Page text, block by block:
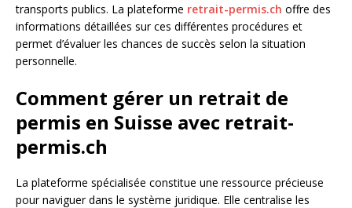
transports publics. La plateforme retrait-permis.ch offre des
informations détaillées sur ces différentes procédures et
permet d’évaluer les chances de succès selon la situation
personnelle.
Comment gérer un retrait de
permis en Suisse avec retrait-
permis.ch
La plateforme spécialisée constitue une ressource précieuse
pour naviguer dans le système juridique. Elle centralise les